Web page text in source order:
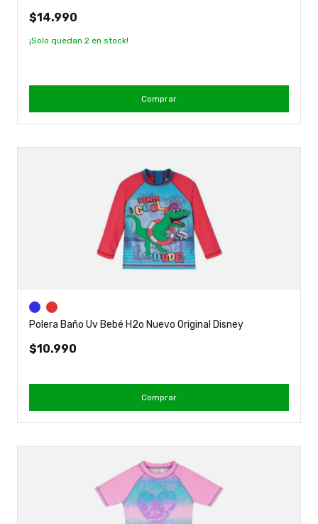
$14.990
¡Solo quedan 2 en stock!
Comprar
Polera Baño Uv Bebé H2o Nuevo Original Disney
$10.990
Comprar